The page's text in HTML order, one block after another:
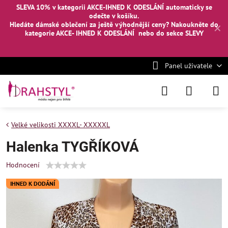
✕
SLEVA 10% v kategorii AKCE-IHNED K ODESLÁNÍ automaticky se
odečte v košíku.
Hledáte dámské oblečení za ještě výhodnější ceny? Nakoukněte do
kategorie AKCE- IHNED K ODESLÁNÍ nebo do sekce SLEVY
Panel uživatele
IHNED K DODÁNÍ
Velké velikosti XXXXL- XXXXXL
Halenka TYGŘÍKOVÁ
Hodnocení